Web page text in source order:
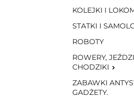
KOLEJKI I
STATKI I
ROBOTY
ROWERY,
CHODZIKI
ZABAWKI
GADŻETY.